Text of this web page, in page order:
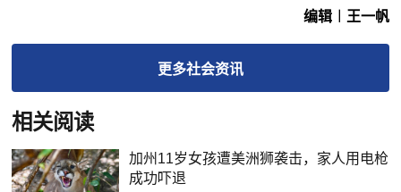
编辑︱王一帆
更多社会资讯
相关阅读
加州11岁女孩遭美洲狮袭击，家人用电枪
成功吓退